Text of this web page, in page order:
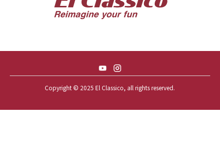
57 CHEVY NOMAD *ACID 57*
59 CADILLAC COUPE DEVILLE
59 CHEVY APACHE *アパ太郎
Copyright © 2025 El Classico, all rights reserved.️